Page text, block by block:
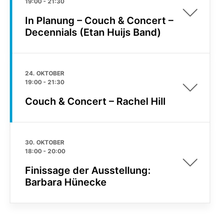
In Planung – Couch & Concert –
Decennials (Etan Huijs Band)
24. OKTOBER
19:00 - 21:30
Couch & Concert – Rachel Hill
30. OKTOBER
18:00 - 20:00
Finissage der Ausstellung:
Barbara Hünecke